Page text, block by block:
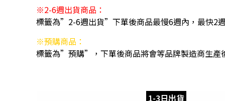
※2-6週出貨商品：
標籤為”2-6週出貨”下單後商品最慢6週內，最快2
※預購商品：
標籤為”預購”，下單後商品將會等品牌製造商生產
1-3日出貨